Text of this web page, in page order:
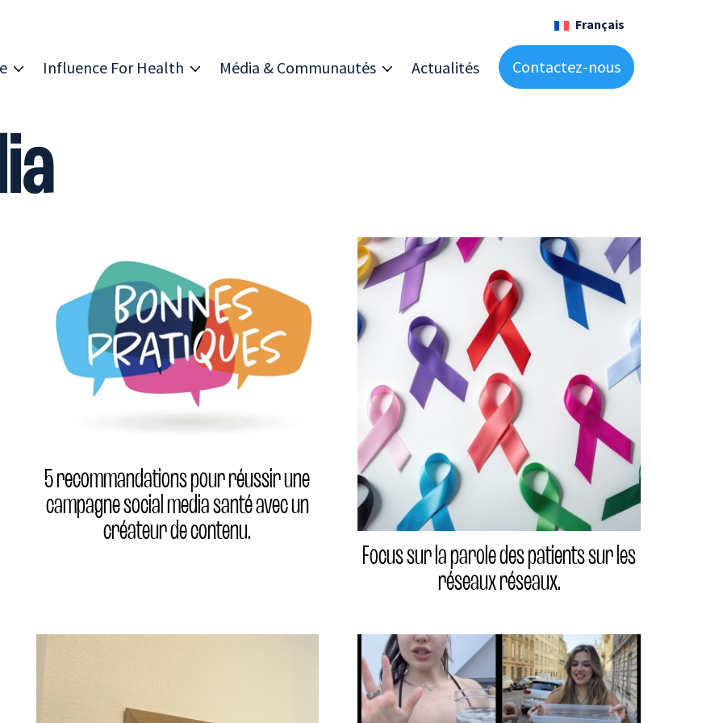
Français
Influence For Health Média & Communautés Actualités Contactez-nous
5 recommandations pour réussir une
campagne social media santé avec un
créateur de contenu.
Focus sur la parole des patients sur les
réseaux réseaux.